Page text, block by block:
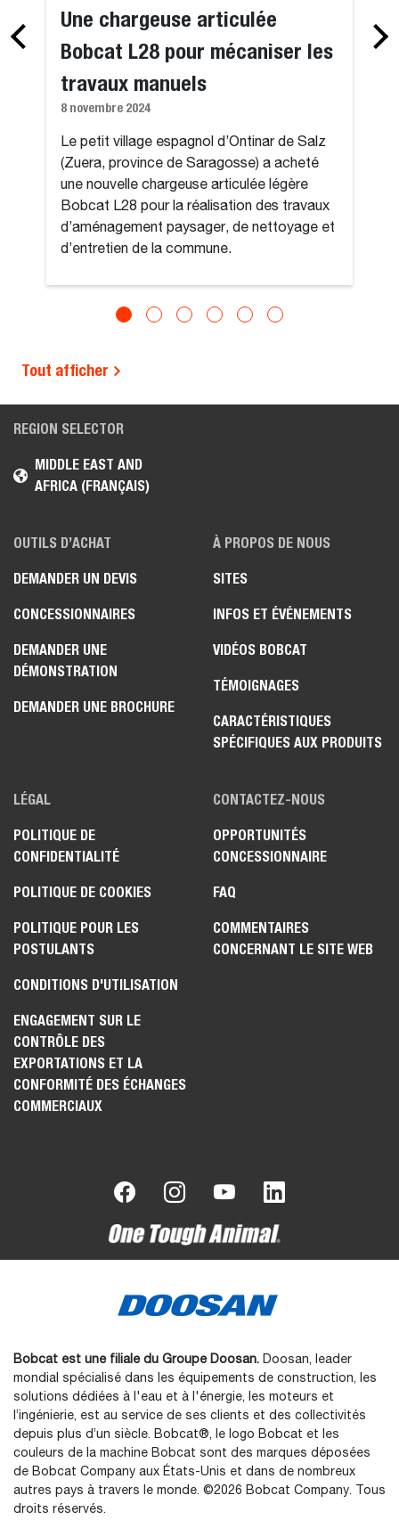
Une chargeuse articulée
Bobcat L28 pour mécaniser les
travaux manuels
8 novembre 2024
Le petit village espagnol d’Ontinar de Salz
(Zuera, province de Saragosse) a acheté
une nouvelle chargeuse articulée légère
Bobcat L28 pour la réalisation des travaux
d’aménagement paysager, de nettoyage et
d’entretien de la commune.
Tout afficher
REGION SELECTOR
MIDDLE EAST AND
AFRICA (FRANÇAIS)
OUTILS D’ACHAT
DEMANDER UN DEVIS
CONCESSIONNAIRES
DEMANDER UNE
DÉMONSTRATION
DEMANDER UNE BROCHURE
À PROPOS DE NOUS
SITES
INFOS ET ÉVÉNEMENTS
VIDÉOS BOBCAT
TÉMOIGNAGES
CARACTÉRISTIQUES
SPÉCIFIQUES AUX PRODUITS
LÉGAL
POLITIQUE DE
CONFIDENTIALITÉ
POLITIQUE DE COOKIES
POLITIQUE POUR LES
POSTULANTS
CONDITIONS D'UTILISATION
ENGAGEMENT SUR LE
CONTRÔLE DES
EXPORTATIONS ET LA
CONFORMITÉ DES ÉCHANGES
COMMERCIAUX
CONTACTEZ-NOUS
OPPORTUNITÉS
CONCESSIONNAIRE
FAQ
COMMENTAIRES
CONCERNANT LE SITE WEB
Bobcat est une filiale du Groupe Doosan. Doosan, leader
mondial spécialisé dans les équipements de construction, les
solutions dédiées à l'eau et à l'énergie, les moteurs et
l’ingénierie, est au service de ses clients et des collectivités
depuis plus d’un siècle. Bobcat®, le logo Bobcat et les
couleurs de la machine Bobcat sont des marques déposées
de Bobcat Company aux États-Unis et dans de nombreux
autres pays à travers le monde. ©2026 Bobcat Company. Tous
droits réservés.